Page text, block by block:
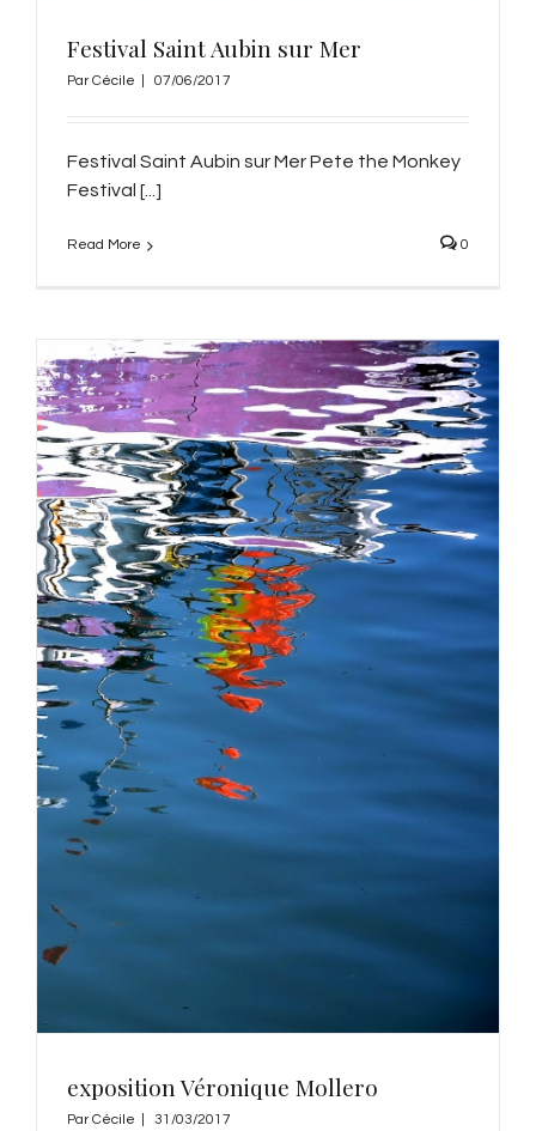
Festival Saint Aubin sur Mer
ParCécile 07/06/2017
Festival Saint Aubin sur Mer Pete the Monkey
Festival [...]
Read More 0
exposition Véronique Mollero
ParCécile 31/03/2017